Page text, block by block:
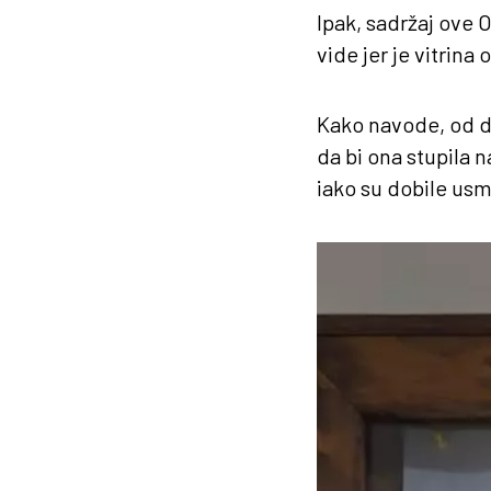
Ipak, sadržaj ove
vide jer je vitrina
Kako navode, od
da bi ona stupila
iako su dobile